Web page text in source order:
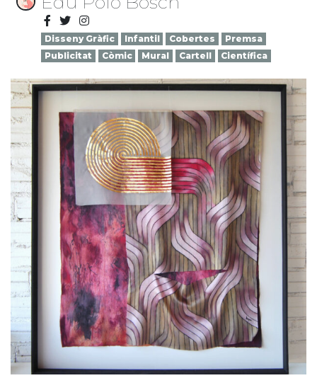
Disseny Gràfic Infantil Cobertes
Premsa
Publicitat
Còmic Mural Cartell Científica